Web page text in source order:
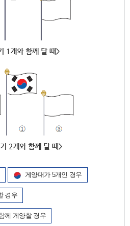
게양대가 5개인 경우
경우
께 게양할 경우